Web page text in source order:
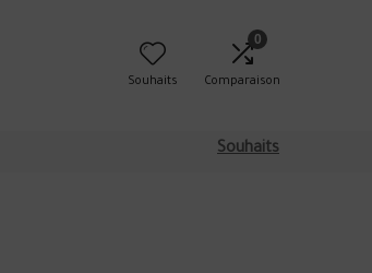
Souhaits
0
Comparaison
Souhaits